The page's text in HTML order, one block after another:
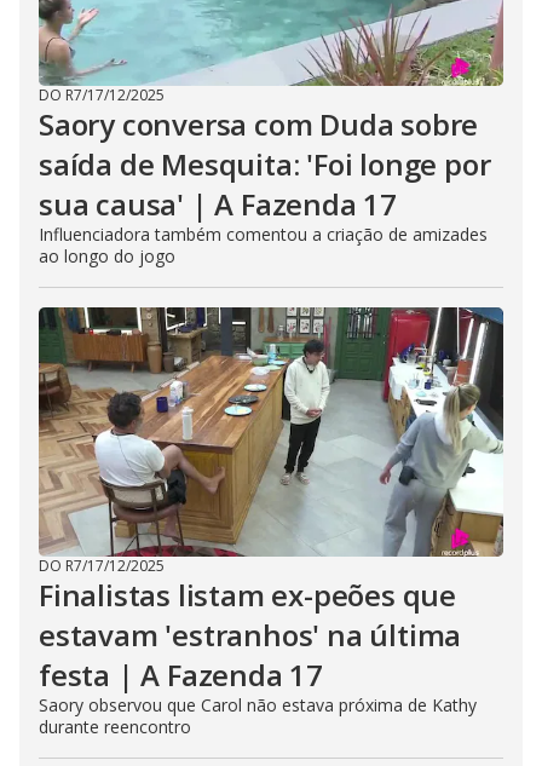
DO R7/17/12/2025
Saory conversa com Duda sobre
saída de Mesquita: 'Foi longe por
sua causa' | A Fazenda 17
Influenciadora também comentou a criação de amizades
ao longo do jogo
DO R7/17/12/2025
Finalistas listam ex-peões que
estavam 'estranhos' na última
festa | A Fazenda 17
Saory observou que Carol não estava próxima de Kathy
durante reencontro